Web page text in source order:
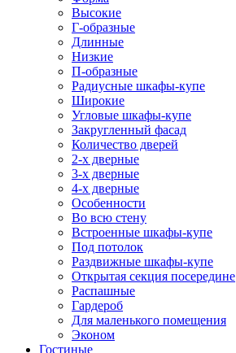
Высокие
Г-образные
Длинные
Низкие
П-образные
Радиусные шкафы-купе
Широкие
Угловые шкафы-купе
Закругленный фасад
Количество дверей
2-х дверные
3-х дверные
4-х дверные
Особенности
Во всю стену
Встроенные шкафы-купе
Под потолок
Раздвижные шкафы-купе
Открытая секция посередине
Распашные
Гардероб
Для маленького помещения
Эконом
Гостиные